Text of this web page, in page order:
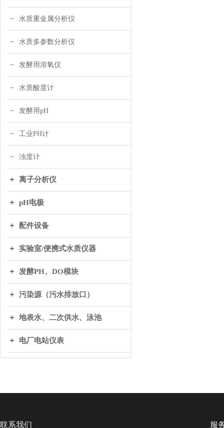
水质重金属分析仪
水质多参数分析仪
发酵用溶氧仪
水质酸度计
发酵用pH
工业PH计
浊度计
离子分析仪
pH电极
配件设备
实验室/便携式水质仪器
发酵PH、DO模块
污染源（污水排放口）
地表水、二次供水、泳池
电厂电站仪表
联系我们 服